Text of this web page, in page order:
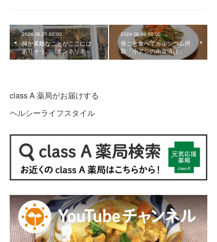
2024.08.21 00:00
何か素敵なことがここには
ありそう。〈オンネリネ
ン〉
2024.08.19 00:00
骨ごと食べてカルシウム摂
取「小アジの南蛮漬け」
class A 薬局がお届けする
ヘルシーライフスタイル